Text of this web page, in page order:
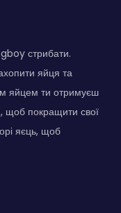
стрибати.
яйця та
яйцем ти отримуєш
щоб покращити свої
яєць, щоб